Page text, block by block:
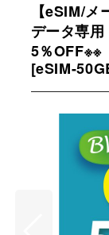
【eSIM/
データ専
5％OFF※※
[eSIM-